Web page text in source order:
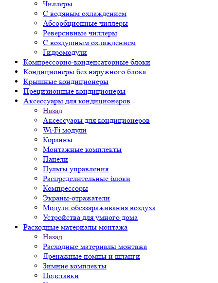
Чиллеры
С водяным охлаждением
Абсорбционные чиллеры
Реверсивные чиллеры
С воздушным охлаждением
Гидромодули
Компрессорно-конденсаторные блоки
Кондиционеры без наружного блока
Крышные кондиционеры
Прецизионные кондиционеры
Аксессуары для кондиционеров
Назад
Аксессуары для кондиционеров
Wi-Fi модули
Корзины
Монтажные комплекты
Панели
Пульты управления
Распределительные блоки
Компрессоры
Экраны-отражатели
Модули обеззараживания воздуха
Устройства для умного дома
Расходные материалы монтажа
Назад
Расходные материалы монтажа
Дренажные помпы и шланги
Зимние комплекты
Подставки